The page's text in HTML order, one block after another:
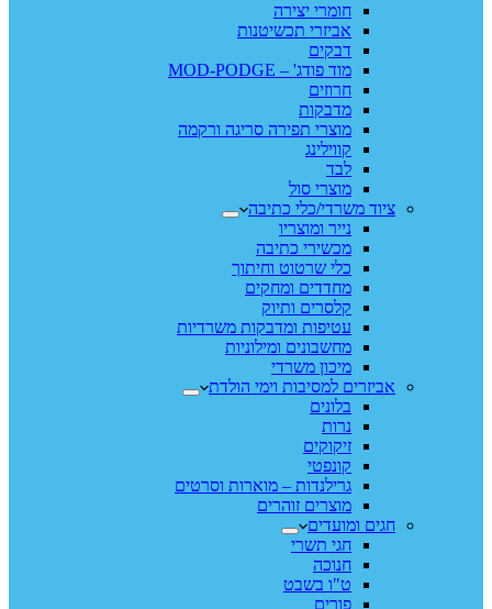
חומרי יצירה
אביזרי תכשיטנות
דבקים
מוד פודג' – MOD-PODGE
חרוזים
מדבקות
מוצרי תפירה סריגה ורקמה
קווילינג
לבד
מוצרי סול
ציוד משרדי/כלי כתיבה
נייר ומוצריו
מכשירי כתיבה
כלי שרטוט וחיתוך
מחדדים ומחקים
קלסרים ותיוק
עטיפות ומדבקות משרדיות
מחשבונים ומילוניות
מיכון משרדי
אביזרים למסיבות וימי הולדת
בלונים
נרות
זיקוקים
קונפטי
גרילנדות – מוארות וסרטים
מוצרים זוהרים
חגים ומועדים
חגי תשרי
חנוכה
ט"ו בשבט
פורים